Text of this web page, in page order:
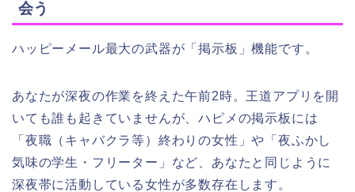
会う
ハッピーメール最大の武器が「掲示板」機能です。
あなたが深夜の作業を終えた午前2時。王道アプリを開
いても誰も起きていませんが、ハピメの掲示板には
「夜職（キャバクラ等）終わりの女性」や「夜ふかし
気味の学生・フリーター」など、あなたと同じように
深夜帯に活動している女性が多数存在します。